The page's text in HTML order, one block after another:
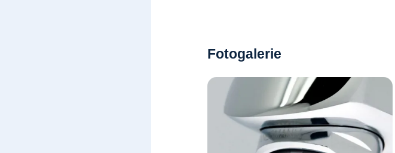
Fotogalerie